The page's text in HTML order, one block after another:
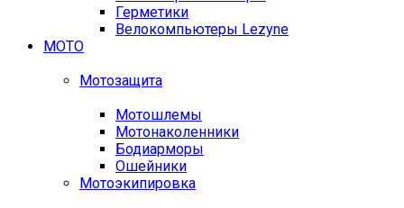
Герметики
Велокомпьютеры Lezyne
МОТО
Мотозащита
Мотошлемы
Мотонаколенники
Бодиарморы
Ошейники
Мотоэкипировка